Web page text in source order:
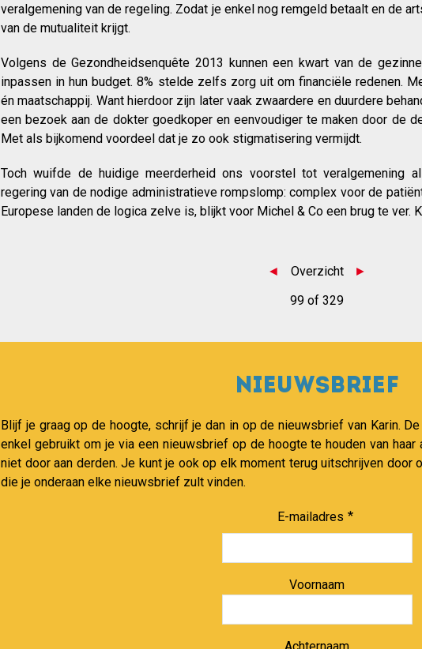
veralgemening van de regeling. Zodat je enkel nog remgeld betaalt en de
van de mutualiteit krijgt.
Volgens de Gezondheidsenquête 2013 kunnen een kwart van de
inpassen in hun budget. 8% stelde zelfs zorg uit om financiële redenen.
én maatschappij. Want hierdoor zijn later vaak zwaardere en duurdere
een bezoek aan de dokter goedkoper en eenvoudiger te maken door de
Met als bijkomend voordeel dat je zo ook stigmatisering vermijdt.
Toch wuifde de huidige meerderheid ons voorstel tot veralgemening
regering van de nodige administratieve rompslomp: complex voor de
Europese landen de logica zelve is, blijkt voor Michel & Co een brug te ver.
◄ Overzicht
►
99 of 329
Nieuwsbrief
Blijf je graag op de hoogte, schrijf je dan in op de nieuwsbrief van Karin.
enkel gebruikt om je via een nieuwsbrief op de hoogte te houden van
niet door aan derden. Je kunt je ook op elk moment terug uitschrijven
die je onderaan elke nieuwsbrief zult vinden.
E-mailadres
Voornaam